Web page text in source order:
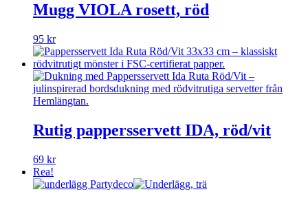
Mugg VIOLA rosett, röd
95 kr
Rutig pappersservett IDA, röd/vit
69 kr
Rea!